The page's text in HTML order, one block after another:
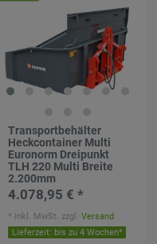
Transportbehälter
Heckcontainer Multi
Euronorm Dreipunkt
TLH 220 Multi Breite
2.200mm
4.078,95 € *
Lieferzeit: bis zu 4 Wochen*
* inkl. MwSt. zzgl.Versand